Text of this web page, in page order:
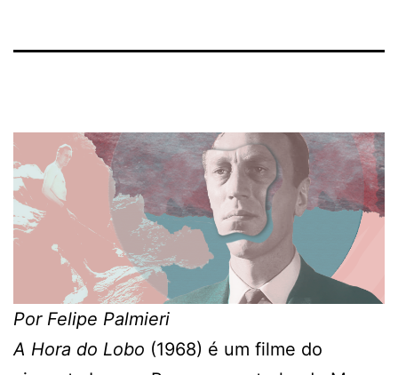
Por Felipe Palmieri
A Hora do Lobo (1968) é um filme do